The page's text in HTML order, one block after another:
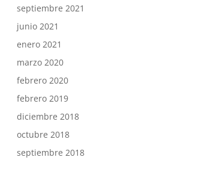
septiembre 2021
junio 2021
enero 2021
marzo 2020
febrero 2020
febrero 2019
diciembre 2018
octubre 2018
septiembre 2018